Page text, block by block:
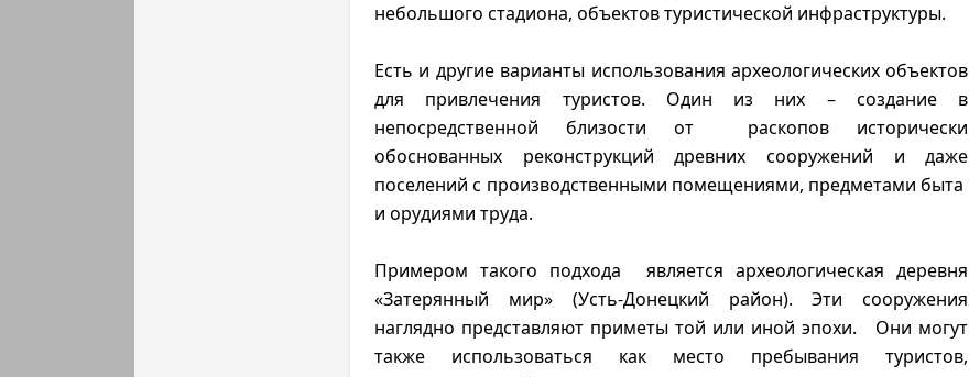
небольшого стадиона, объектов туристической инфраструктуры.
Есть и другие варианты использования археологических объектов
для привлечения туристов. Один из них – создание в
непосредственной близости от раскопов исторически
обоснованных реконструкций древних сооружений и даже
поселений с производственными помещениями, предметами быта
и орудиями труда.
Примером такого подхода является археологическая деревня
«Затерянный мир» (Усть-Донецкий район). Эти сооружения
наглядно представляют приметы той или иной эпохи. Они могут
также использоваться как место пребывания туристов,